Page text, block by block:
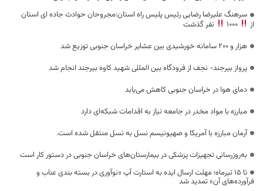
سرهنگ علیرضا رضایی رئیس پلیس راه استان:مجروحان حوادث جاده ای استان
از
نفر گذشت
هزار و ۲۰۰ سامانه خورشیدی بین عشایر خراسان جنوبی توزیع شد
پرواز بیرجند- نجف از فرودگاه بین المللی شهید کاوه بیرجند انجام شد
دمای هوا در خراسان جنوبی کاهش می‌یابد
مبارزه با مواد مخدر در جامعه نیاز به اقدامات شبکه‌ای دارد
آرمان مبارزه با آمریکا و صهیونیسم نسل به نسل منتقل شده است.
به‌روزرسانی تجهیزات پزشکی در بیمارستان‌های خراسان جنوبی در دستور کار است
تا 15 تیرماه؛ مهلت ارسال ایده به استارت آپ «نوآوری در بسته بندی عناب و
فرآورده‌های آن» تمدید شد